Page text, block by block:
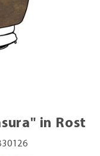
in Rost